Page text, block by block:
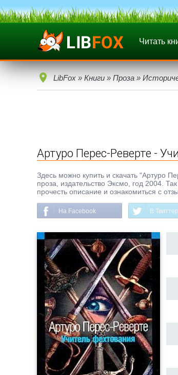
Читать
LibFox » Книги » Проза »
Артуро Перес-Реверте -
Здесь можно купить и скачать "Артуро
проза, издательство Эксмо, год 2004.
прочесть описание и ознакомиться с
На Facebook В